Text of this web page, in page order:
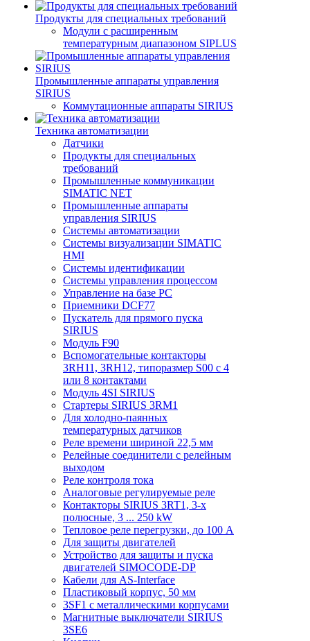
Продукты для специальных требований
Модули с расширенным
температурным диапазоном SIPLUS
Промышленные аппараты управления
SIRIUS
Коммутационные аппараты SIRIUS
Техника автоматизации
Датчики
Продукты для специальных
требований
Промышленные коммуникации
SIMATIC NET
Промышленные аппараты
управления SIRIUS
Системы автоматизации
Системы визуализации SIMATIC
HMI
Системы идентификации
Системы управления процессом
Управление на базе РС
Приемники DCF77
Пускатель для прямого пуска
SIRIUS
Модуль F90
Вспомогательные контакторы
3RH11, 3RH12, типоразмер S00 с 4
или 8 контактами
Модуль 4SI SIRIUS
Стартеры SIRIUS 3RM1
Для холодно-паянных
температурных датчиков
Реле времени шириной 22,5 мм
Релейные соединители с релейным
выходом
Реле контроля тока
Аналоговые регулируемые реле
Контакторы SIRIUS 3RT1, 3-х
полюсные, 3 ... 250 kW
Тепловое реле перегрузки, до 100 A
Для защиты двигателей
Устройство для защиты и пуска
двигателей SIMOCODE-DP
Кабели для AS-Interface
Пластиковый корпус, 50 мм
3SF1 с металлическими корпусами
Магнитные выключатели SIRIUS
3SE6